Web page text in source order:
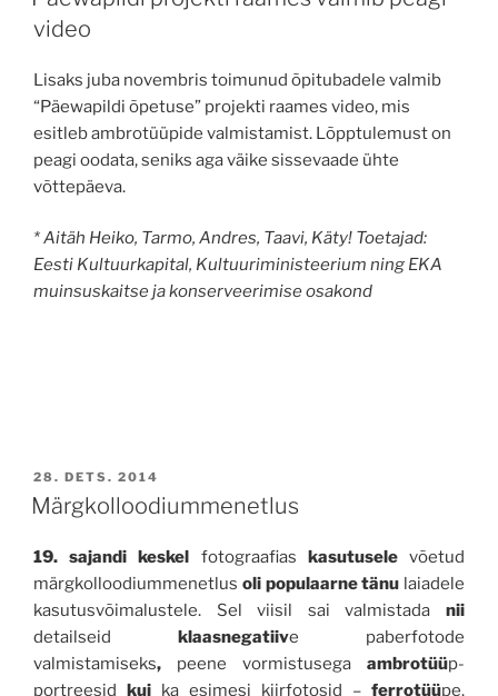
video
Lisaks juba novembris toimunud õpitubadele valmib
“Päewapildi õpetuse” projekti raames video, mis
esitleb ambrotüüpide valmistamist. Lõpptulemust on
peagi oodata, seniks aga väike sissevaade ühte
võttepäeva.
* Aitäh Heiko, Tarmo, Andres, Taavi, Käty! Toetajad:
Eesti Kultuurkapital, Kultuuriministeerium ning EKA
muinsuskaitse ja konserveerimise osakond
POSTED
ON
28. DETS. 2014
Märgkolloodiummenetlus
19. sajandi keskel fotograafias kasutuselevõetud
märgkolloodiummenetlus oli populaarne tänu laiadele
kasutusvõimalustele. Sel viisil sai valmistada nii
detailseid klaasnegatiive paberfotode
valmistamiseks, peene vormistusega ambrotüüp-
portreesid kui ka esimesi kiirfotosid – ferrotüüpe.